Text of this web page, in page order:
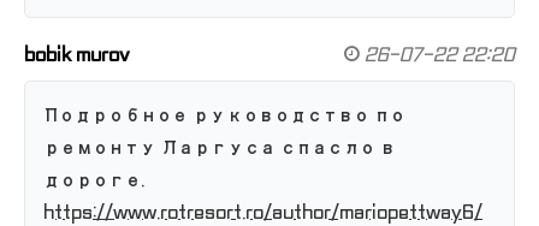
bobik murov 26-07-22 22:20
Подробное руководство по
ремонту Ларгуса спасло в
дороге.
https://www.rotresort.ro/author/mariopettway6/